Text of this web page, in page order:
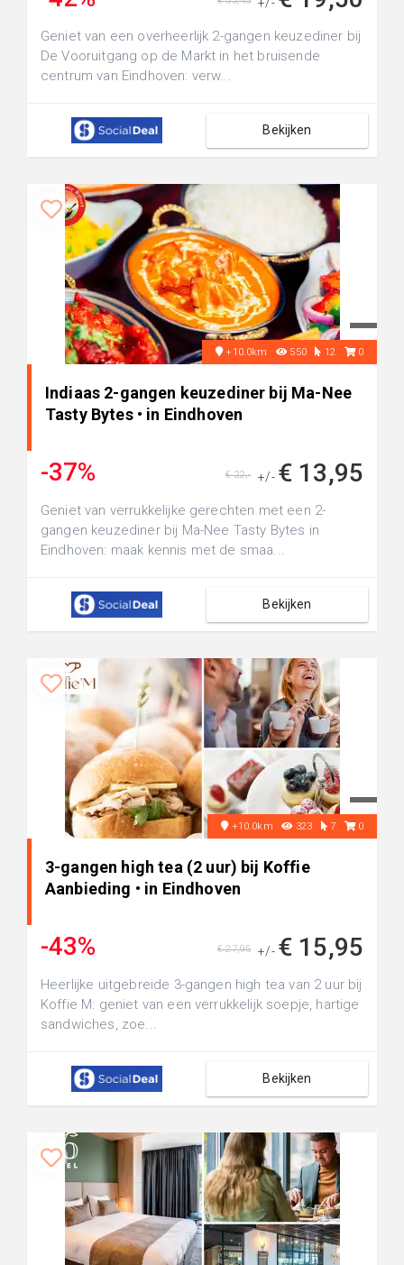
Geniet van een overheerlijk 2-gangen keuzediner bij
De Vooruitgang op de Markt in het bruisende
centrum van Eindhoven: verw...
Bekijken
+10.0km 550 12 0
Indiaas 2-gangen keuzediner bij Ma-Nee
Tasty Bytes • in Eindhoven
-37% +/- € 13,95
€ 22,-
Geniet van verrukkelijke gerechten met een 2-
gangen keuzediner bij Ma-Nee Tasty Bytes in
Eindhoven: maak kennis met de smaa...
Bekijken
+10.0km 323 7 0
3-gangen high tea (2 uur) bij Koffie
Aanbieding • in Eindhoven
-43% +/- € 15,95
€ 27,95
Heerlijke uitgebreide 3-gangen high tea van 2 uur bij
Koffie M: geniet van een verrukkelijk soepje, hartige
sandwiches, zoe...
Bekijken